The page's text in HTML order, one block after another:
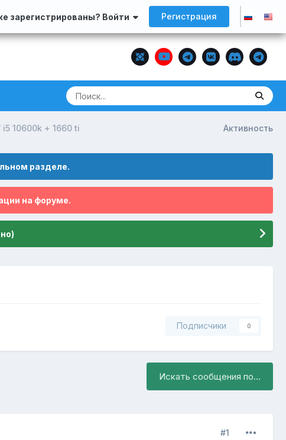
зарегистрированы? Войти Регистрация
Активность
10600k + 1660 ti
разделе.
на форуме.
Подписчики 0
Искать сообщения по...
#1